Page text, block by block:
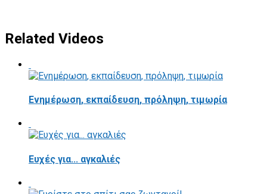
Related Videos
Ενημέρωση, εκπαίδευση, πρόληψη, τιμωρία
Ευχές για... αγκαλιές